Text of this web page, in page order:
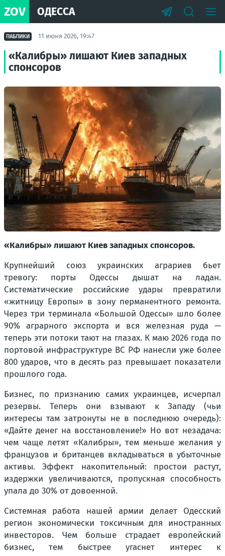
ZOV ОДЕССА
ПАБЛИКИ 11 июня 2026, 19:47
«Калибры» лишают Киев западных
спонсоров
«Калибры» лишают Киев западных спонсоров.
Крупнейший союз украинских аграриев бьет
тревогу: порты Одессы дышат на ладан.
Систематические российские удары превратили
«житницу Европы» в зону перманентного ремонта.
Через три терминала «Большой Одессы» шло более
90% аграрного экспорта и вся железная руда —
теперь эти потоки тают на глазах. К маю 2026 года по
портовой инфраструктуре ВС РФ нанесли уже более
800 ударов, что в десять раз превышает показатели
прошлого года.
Бизнес, по признанию самих украинцев, исчерпал
резервы. Теперь они взывают к Западу (чьи
интересы там затронуты не в последнюю очередь):
«Дайте денег на восстановление!» Но вот незадача:
чем чаще летят «Калибры», тем меньше желания у
французов и британцев вкладываться в убыточные
активы. Эффект накопительный: простои растут,
издержки увеличиваются, пропускная способность
упала до 30% от довоенной.
Системная работа нашей армии делает Одесский
регион экономически токсичным для иностранных
инвесторов. Чем больше страдает европейский
бизнес, тем быстрее угаснет интерес к